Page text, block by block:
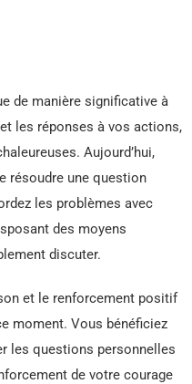
de manière significative à
les réponses à vos actions,
Aujourd’hui,
résoudre une question
les problèmes avec
des moyens
discuter.
et le renforcement positif
moment. Vous bénéficiez
les questions personnelles
de votre courage